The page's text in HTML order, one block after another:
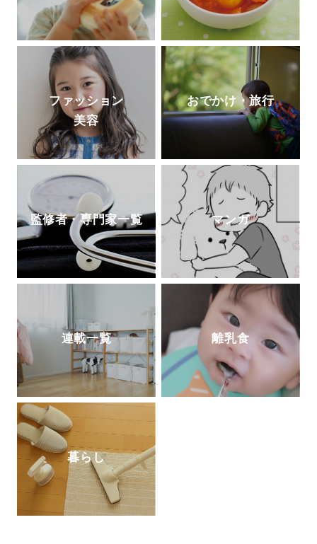
ファッション
美容
おでかけ・旅行
監修者・専門家一覧 マンガ
連載一覧 離乳食
暮らし